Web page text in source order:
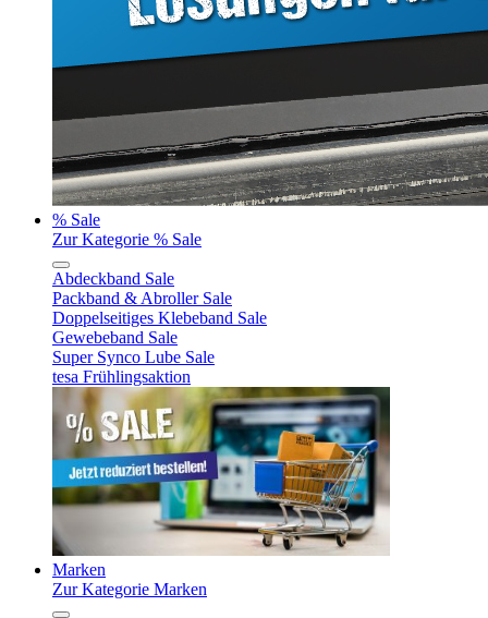
% Sale
Zur Kategorie % Sale
Abdeckband Sale
Packband & Abroller Sale
Doppelseitiges Klebeband Sale
Gewebeband Sale
Super Synco Lube Sale
tesa Frühlingsaktion
Marken
Zur Kategorie Marken